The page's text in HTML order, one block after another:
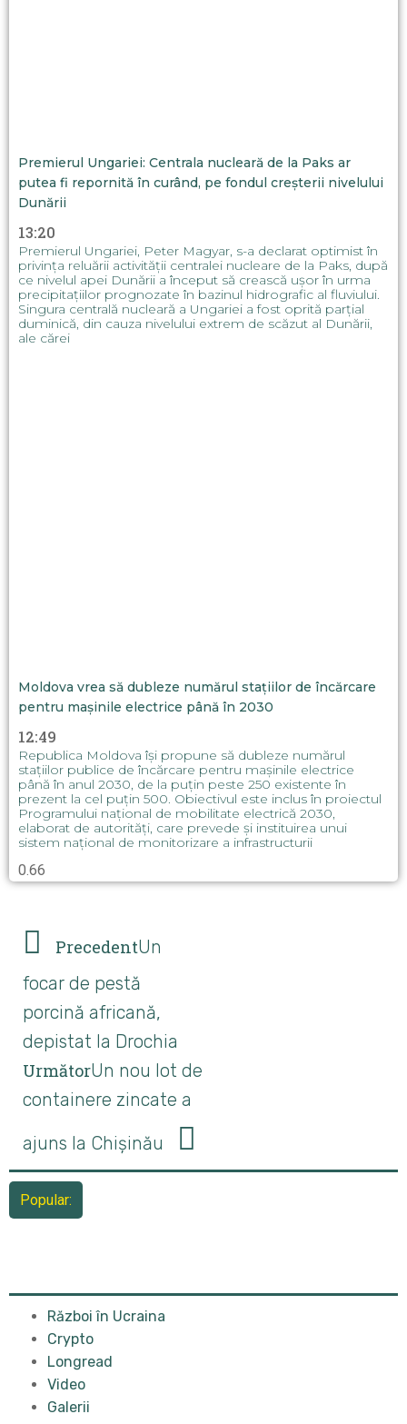
Premierul Ungariei: Centrala nucleară de la Paks ar
putea fi repornită în curând, pe fondul creșterii nivelului
Dunării
13:20
Premierul Ungariei, Peter Magyar, s-a declarat optimist în
privința reluării activității centralei nucleare de la Paks, după
ce nivelul apei Dunării a început să crească ușor în urma
precipitațiilor prognozate în bazinul hidrografic al fluviului.
Singura centrală nucleară a Ungariei a fost oprită parțial
duminică, din cauza nivelului extrem de scăzut al Dunării,
ale cărei
Moldova vrea să dubleze numărul stațiilor de încărcare
pentru mașinile electrice până în 2030
12:49
Republica Moldova își propune să dubleze numărul
stațiilor publice de încărcare pentru mașinile electrice
până în anul 2030, de la puțin peste 250 existente în
prezent la cel puțin 500. Obiectivul este inclus în proiectul
Programului național de mobilitate electrică 2030,
elaborat de autorități, care prevede și instituirea unui
sistem național de monitorizare a infrastructurii
PrecedentUn
focar de pestă
porcină africană,
depistat la Drochia
UrmătorUn nou lot de
containere zincate a
ajuns la Chișinău
Popular:
Război în Ucraina
Crypto
Longread
Video
Galerii